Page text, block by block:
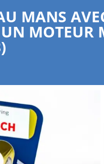
MANS
MOTEUR